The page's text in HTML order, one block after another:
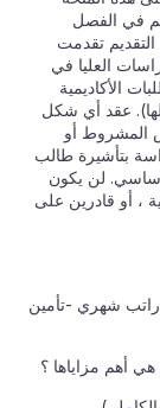
الفصل
تقدمت
العليا في
عقد أي شكل
أو
طالب
الأساسي. لن يكون
قادرين على
– راتب شهري -تأمين